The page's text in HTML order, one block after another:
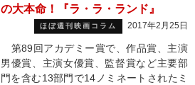
の大本命！『ラ・ラ・ランド』
ほぼ週刊映画コラム 2017年2月25日
第89回アカデミー賞で、作品賞、主演
男優賞、主演女優賞、監督賞など主要部
門を含む13部門で14ノミネートされたミ